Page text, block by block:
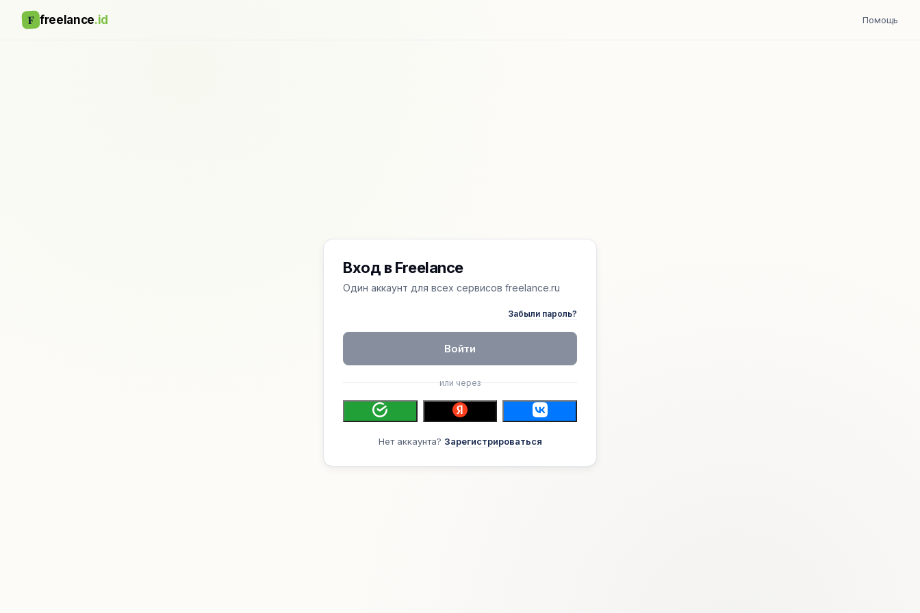
F freelance.id Помощь
Вход в Freelance
Один аккаунт для всех сервисов freelance.ru
Забыли пароль?
Войти
или через
Нет аккаунта? Зарегистрироваться